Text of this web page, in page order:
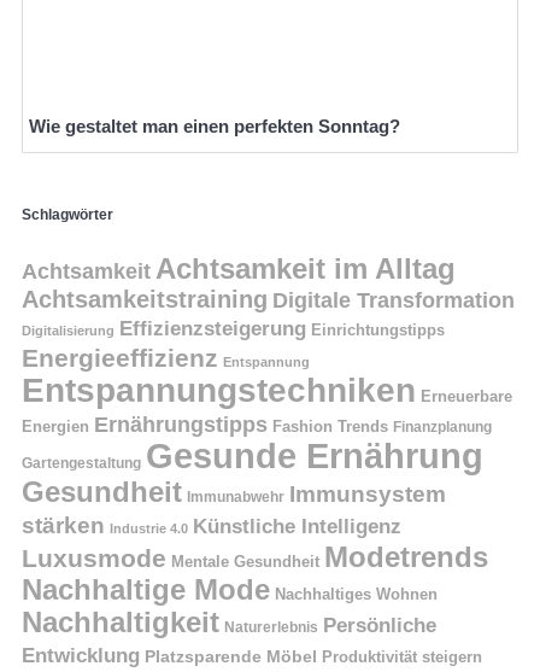
Wie gestaltet man einen perfekten Sonntag?
Schlagwörter
Achtsamkeit Achtsamkeit im Alltag
Achtsamkeitstraining Digitale Transformation
Digitalisierung Effizienzsteigerung Einrichtungstipps
Energieeffizienz Entspannung
Entspannungstechniken Erneuerbare
Energien Ernährungstipps Fashion Trends Finanzplanung
Gartengestaltung Gesunde Ernährung
Gesundheit Immunabwehr Immunsystem
stärken Industrie 4.0 Künstliche Intelligenz
Luxusmode Mentale Gesundheit Modetrends
Nachhaltige Mode Nachhaltiges Wohnen
Nachhaltigkeit Naturerlebnis Persönliche
Entwicklung Platzsparende Möbel Produktivität steigern